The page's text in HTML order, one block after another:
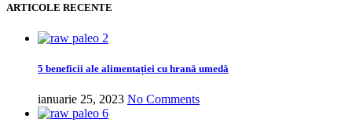
ARTICOLE RECENTE
5 beneficii ale alimentației cu hrană umedă
ianuarie 25, 2023 No Comments